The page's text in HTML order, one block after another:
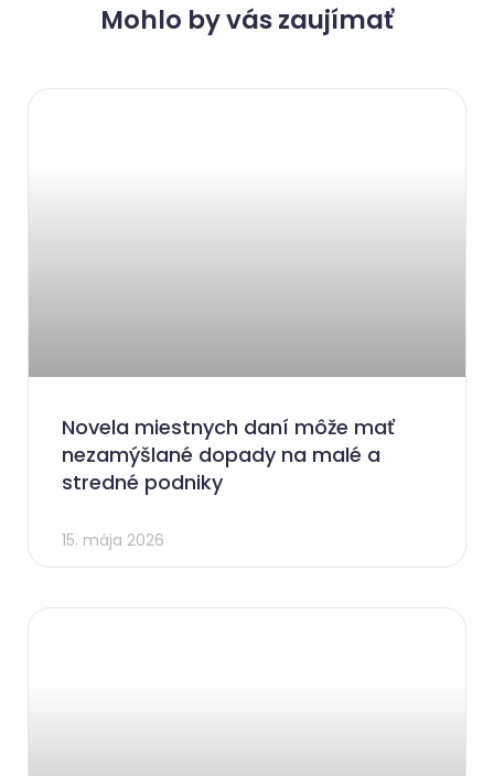
Mohlo by vás zaujímať
Novela miestnych daní môže mať
nezamýšlané dopady na malé a
stredné podniky
15. mája 2026